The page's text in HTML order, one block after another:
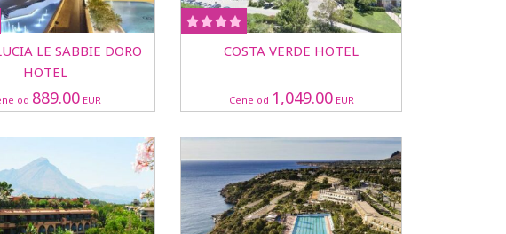
LE SABBIE DORO
HOTEL
od 889.00EUR
COSTA VERDE HOTEL
Cene od 1,049.00EUR